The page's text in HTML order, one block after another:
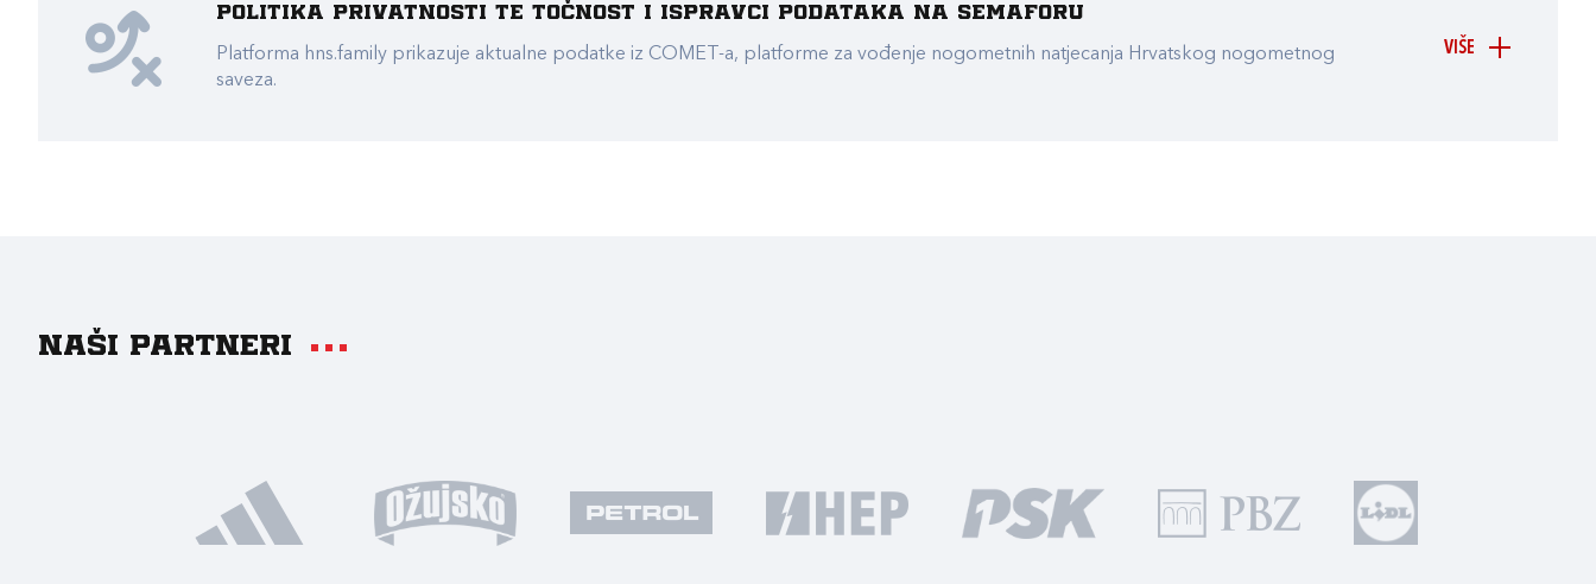
VIŠE
Politika privatnosti te točnost i ispravci podataka na Semaforu
Platforma hns.family prikazuje aktualne podatke iz COMET-a, platforme za vođenje nogometnih natjecanja Hrvatskog nogometnog
saveza.
Naši partneri